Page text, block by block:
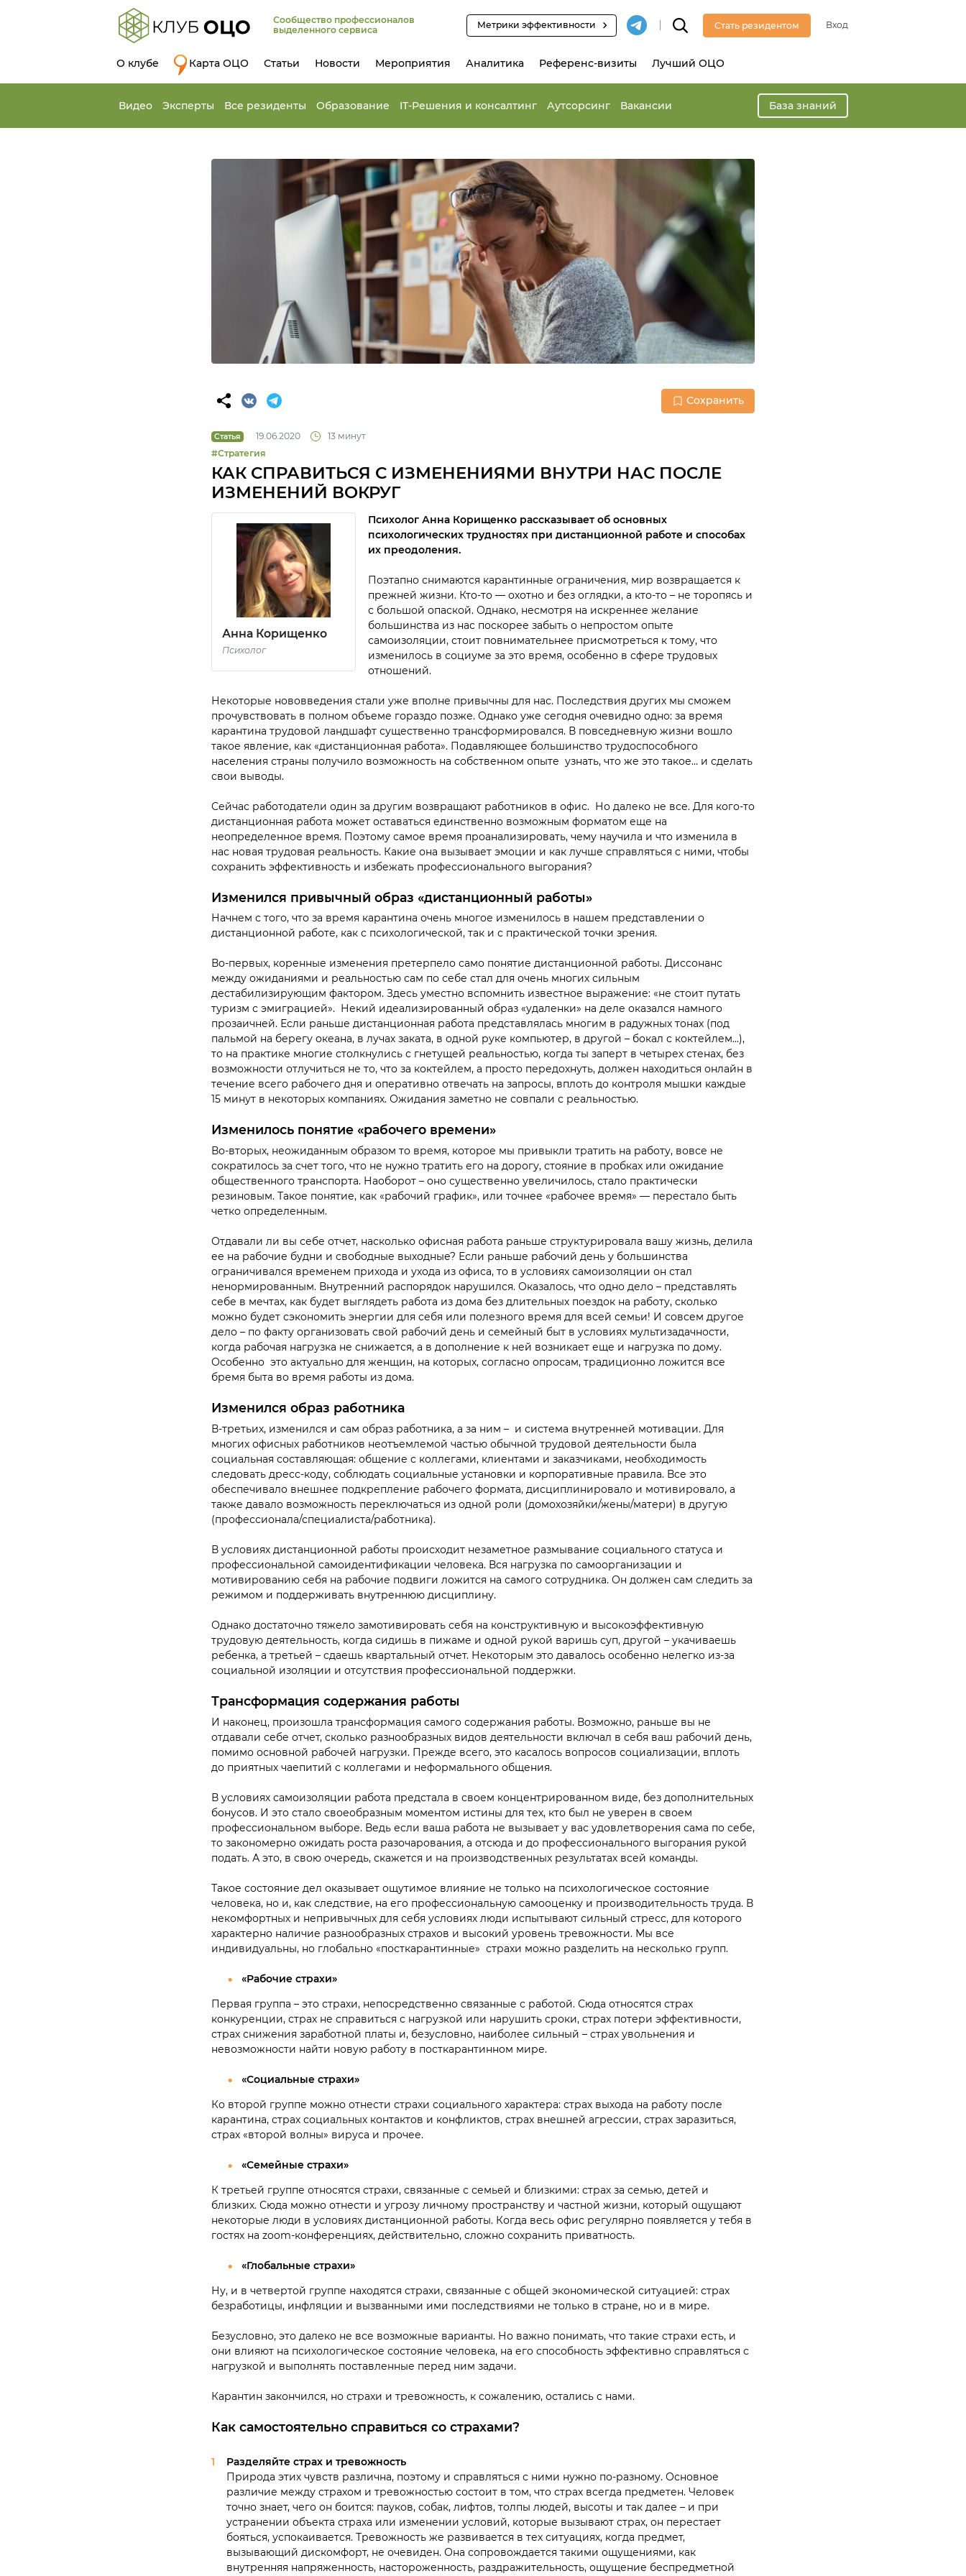
Сообщество профессионалов
выделенного сервиса
Метрики эффективности Стать резидентом Вход
О клубе Карта ОЦО Статьи Новости Мероприятия Аналитика Референс-визиты Лучший ОЦО
Видео Эксперты Все резиденты Образование IT-Решения и консалтинг Аутсорсинг Вакансии База знаний
Сохранить
Статья 19.06.2020
13 минут
#Стратегия
КАК СПРАВИТЬСЯ С ИЗМЕНЕНИЯМИ ВНУТРИ НАС ПОСЛЕ
ИЗМЕНЕНИЙ ВОКРУГ
Анна Корищенко
Психолог
Психолог Анна Корищенко рассказывает об основных
психологических трудностях при дистанционной работе и способах
их преодоления.
Поэтапно снимаются карантинные ограничения, мир возвращается к
прежней жизни. Кто-то — охотно и без оглядки, а кто-то – не торопясь и
с большой опаской. Однако, несмотря на искреннее желание
большинства из нас поскорее забыть о непростом опыте
самоизоляции, стоит повнимательнее присмотреться к тому, что
изменилось в социуме за это время, особенно в сфере трудовых
отношений.
Некоторые нововведения стали уже вполне привычны для нас. Последствия других мы сможем
прочувствовать в полном объеме гораздо позже. Однако уже сегодня очевидно одно: за время
карантина трудовой ландшафт существенно трансформировался. В повседневную жизни вошло
такое явление, как «дистанционная работа». Подавляющее большинство трудоспособного
населения страны получило возможность на собственном опыте узнать, что же это такое… и сделать
свои выводы.
Сейчас работодатели один за другим возвращают работников в офис. Но далеко не все. Для кого-то
дистанционная работа может оставаться единственно возможным форматом еще на
неопределенное время. Поэтому самое время проанализировать, чему научила и что изменила в
нас новая трудовая реальность. Какие она вызывает эмоции и как лучше справляться с ними, чтобы
сохранить эффективность и избежать профессионального выгорания?
Изменился привычный образ «дистанционный работы»
Начнем с того, что за время карантина очень многое изменилось в нашем представлении о
дистанционной работе, как с психологической, так и с практической точки зрения.
Во-первых, коренные изменения претерпело само понятие дистанционной работы. Диссонанс
между ожиданиями и реальностью сам по себе стал для очень многих сильным
дестабилизирующим фактором. Здесь уместно вспомнить известное выражение: «не стоит путать
туризм с эмиграцией». Некий идеализированный образ «удаленки» на деле оказался намного
прозаичней. Если раньше дистанционная работа представлялась многим в радужных тонах (под
пальмой на берегу океана, в лучах заката, в одной руке компьютер, в другой – бокал с коктейлем…),
то на практике многие столкнулись с гнетущей реальностью, когда ты заперт в четырех стенах, без
возможности отлучиться не то, что за коктейлем, а просто передохнуть, должен находиться онлайн в
течение всего рабочего дня и оперативно отвечать на запросы, вплоть до контроля мышки каждые
15 минут в некоторых компаниях. Ожидания заметно не совпали с реальностью.
Изменилось понятие «рабочего времени»
Во-вторых, неожиданным образом то время, которое мы привыкли тратить на работу, вовсе не
сократилось за счет того, что не нужно тратить его на дорогу, стояние в пробках или ожидание
общественного транспорта. Наоборот – оно существенно увеличилось, стало практически
резиновым. Такое понятие, как «рабочий график», или точнее «рабочее время» — перестало быть
четко определенным.
Отдавали ли вы себе отчет, насколько офисная работа раньше структурировала вашу жизнь, делила
ее на рабочие будни и свободные выходные? Если раньше рабочий день у большинства
ограничивался временем прихода и ухода из офиса, то в условиях самоизоляции он стал
ненормированным. Внутренний распорядок нарушился. Оказалось, что одно дело – представлять
себе в мечтах, как будет выглядеть работа из дома без длительных поездок на работу, сколько
можно будет сэкономить энергии для себя или полезного время для всей семьи! И совсем другое
дело – по факту организовать свой рабочий день и семейный быт в условиях мультизадачности,
когда рабочая нагрузка не снижается, а в дополнение к ней возникает еще и нагрузка по дому.
Особенно это актуально для женщин, на которых, согласно опросам, традиционно ложится все
бремя быта во время работы из дома.
Изменился образ работника
В-третьих, изменился и сам образ работника, а за ним – и система внутренней мотивации. Для
многих офисных работников неотъемлемой частью обычной трудовой деятельности была
социальная составляющая: общение с коллегами, клиентами и заказчиками, необходимость
следовать дресс-коду, соблюдать социальные установки и корпоративные правила. Все это
обеспечивало внешнее подкрепление рабочего формата, дисциплинировало и мотивировало, а
также давало возможность переключаться из одной роли (домохозяйки/жены/матери) в другую
(профессионала/специалиста/работника).
В условиях дистанционной работы происходит незаметное размывание социального статуса и
профессиональной самоидентификации человека. Вся нагрузка по самоорганизации и
мотивированию себя на рабочие подвиги ложится на самого сотрудника. Он должен сам следить за
режимом и поддерживать внутреннюю дисциплину.
Однако достаточно тяжело замотивировать себя на конструктивную и высокоэффективную
трудовую деятельность, когда сидишь в пижаме и одной рукой варишь суп, другой – укачиваешь
ребенка, а третьей – сдаешь квартальный отчет. Некоторым это давалось особенно нелегко из-за
социальной изоляции и отсутствия профессиональной поддержки.
Трансформация содержания работы
И наконец, произошла трансформация самого содержания работы. Возможно, раньше вы не
отдавали себе отчет, сколько разнообразных видов деятельности включал в себя ваш рабочий день,
помимо основной рабочей нагрузки. Прежде всего, это касалось вопросов социализации, вплоть
до приятных чаепитий с коллегами и неформального общения.
В условиях самоизоляции работа предстала в своем концентрированном виде, без дополнительных
бонусов. И это стало своеобразным моментом истины для тех, кто был не уверен в своем
профессиональном выборе. Ведь если ваша работа не вызывает у вас удовлетворения сама по себе,
то закономерно ожидать роста разочарования, а отсюда и до профессионального выгорания рукой
подать. А это, в свою очередь, скажется и на производственных результатах всей команды.
Такое состояние дел оказывает ощутимое влияние не только на психологическое состояние
человека, но и, как следствие, на его профессиональную самооценку и производительность труда. В
некомфортных и непривычных для себя условиях люди испытывают сильный стресс, для которого
характерно наличие разнообразных страхов и высокий уровень тревожности. Мы все
индивидуальны, но глобально «посткарантинные» страхи можно разделить на несколько групп.
«Рабочие страхи»
Первая группа – это страхи, непосредственно связанные с работой. Сюда относятся страх
конкуренции, страх не справиться с нагрузкой или нарушить сроки, страх потери эффективности,
страх снижения заработной платы и, безусловно, наиболее сильный – страх увольнения и
невозможности найти новую работу в посткарантинном мире.
«Социальные страхи»
Ко второй группе можно отнести страхи социального характера: страх выхода на работу после
карантина, страх социальных контактов и конфликтов, страх внешней агрессии, страх заразиться,
страх «второй волны» вируса и прочее.
«Семейные страхи»
К третьей группе относятся страхи, связанные с семьей и близкими: страх за семью, детей и
близких. Сюда можно отнести и угрозу личному пространству и частной жизни, который ощущают
некоторые люди в условиях дистанционной работы. Когда весь офис регулярно появляется у тебя в
гостях на zoom-конференциях, действительно, сложно сохранить приватность.
«Глобальные страхи»
Ну, и в четвертой группе находятся страхи, связанные с общей экономической ситуацией: страх
безработицы, инфляции и вызванными ими последствиями не только в стране, но и в мире.
Безусловно, это далеко не все возможные варианты. Но важно понимать, что такие страхи есть, и
они влияют на психологическое состояние человека, на его способность эффективно справляться с
нагрузкой и выполнять поставленные перед ним задачи.
Карантин закончился, но страхи и тревожность, к сожалению, остались с нами.
Как самостоятельно справиться со страхами?
Разделяйте страх и тревожность
Природа этих чувств различна, поэтому и справляться с ними нужно по-разному. Основное
различие между страхом и тревожностью состоит в том, что страх всегда предметен. Человек
точно знает, чего он боится: пауков, собак, лифтов, толпы людей, высоты и так далее – и при
устранении объекта страха или изменении условий, которые вызывают страх, он перестает
бояться, успокаивается. Тревожность же развивается в тех ситуациях, когда предмет,
вызывающий дискомфорт, не очевиден. Она сопровождается такими ощущениями, как
внутренняя напряженность, настороженность, раздражительность, ощущение беспредметной